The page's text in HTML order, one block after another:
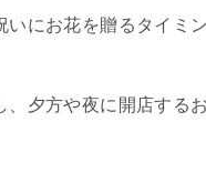
いにお花を贈るタイミ
、夕方や夜に開店する